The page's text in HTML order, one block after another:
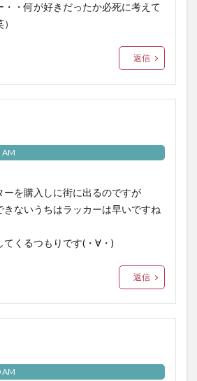
・・何が好きだったか必死に考えて
返信
AM
ーを購入しに街に出るのですが
きないうちはラッカーは早いですね
くるつもりです(・∀・)
返信
AM